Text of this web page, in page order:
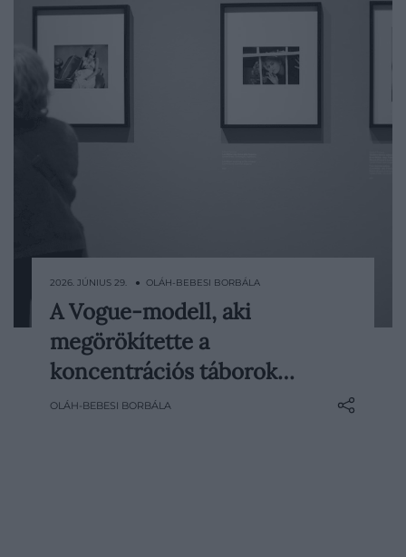
Lee Millert sokáig mások tekintetén
keresztül ismerte a világ, az utóbbi
években azonban újra előtérbe került az
2023-ban bemutatott, majd 2024-ben
2026. JÚNIUS 29. ● OLÁH-BEBESI BORBÁLA
A Vogue-modell, aki
megörökítette a
koncentrációs táborok…
OLÁH-BEBESI BORBÁLA